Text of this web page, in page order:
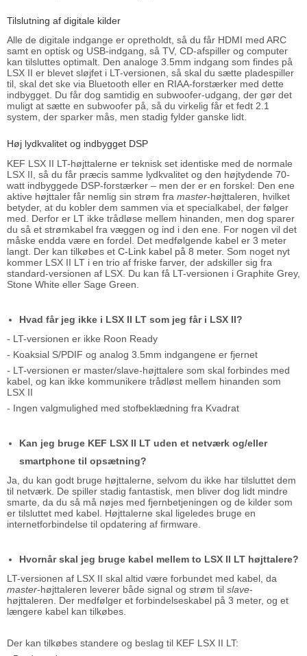
Tilslutning af digitale kilder
Alle de digitale indgange er opretholdt, så du får HDMI med ARC
samt en optisk og USB-indgang, så TV, CD-afspiller og computer
kan tilsluttes optimalt. Den analoge 3.5mm indgang som findes på
LSX II er blevet sløjfet i LT-versionen, så skal du sætte pladespiller
til, skal det ske via Bluetooth eller en RIAA-forstærker med dette
indbygget. Du får dog samtidig en subwoofer-udgang, der gør det
muligt at sætte en subwoofer på, så du virkelig får et fedt 2.1
system, der sparker mås, men stadig fylder ganske lidt.
Høj lydkvalitet og indbygget DSP
KEF LSX II LT-højttalerne er teknisk set identiske med de normale
LSX II, så du får præcis samme lydkvalitet og den højtydende 70-
watt indbyggede DSP-forstærker – men der er en forskel: Den ene
aktive højttaler får nemlig sin strøm fra master-højttaleren, hvilket
betyder, at du kobler dem sammen via et specialkabel, der følger
med. Derfor er LT ikke trådløse mellem hinanden, men dog sparer
du så et strømkabel fra væggen og ind i den ene. For nogen vil det
måske endda være en fordel. Det medfølgende kabel er 3 meter
langt. Der kan tilkøbes et C-Link kabel på 8 meter. Som noget nyt
kommer LSX II LT i en trio af friske farver, der adskiller sig fra
standard-versionen af LSX. Du kan få LT-versionen i Graphite Grey,
Stone White eller Sage Green.
Hvad får jeg ikke i LSX II LT som jeg får i LSX II?
- LT-versionen er ikke Roon Ready
- Koaksial S/PDIF og analog 3.5mm indgangene er fjernet
- LT-versionen er master/slave-højttalere som skal forbindes med
kabel, og kan ikke kommunikere trådløst mellem hinanden som
LSX II
- Ingen valgmulighed med stofbeklædning fra Kvadrat
Kan jeg bruge KEF LSX II LT uden et netværk og/eller
smartphone til opsætning?
Ja, du kan godt bruge højttalerne, selvom du ikke har tilsluttet dem
til netværk. De spiller stadig fantastisk, men bliver dog lidt mindre
smarte, da du så må nøjes med fjernbetjeningen og de kilder som
er tilsluttet med kabel. Højttalerne skal ligeledes bruge en
internetforbindelse til opdatering af firmware.
Hvornår skal jeg bruge kabel mellem to LSX II LT højttalere?
LT-versionen af LSX II skal altid være forbundet med kabel, da
master-højttaleren leverer både signal og strøm til slave-
højttaleren. Der medfølger et forbindelseskabel på 3 meter, og et
længere kabel kan tilkøbes.
Der kan tilkøbes standere og beslag til KEF LSX II LT: